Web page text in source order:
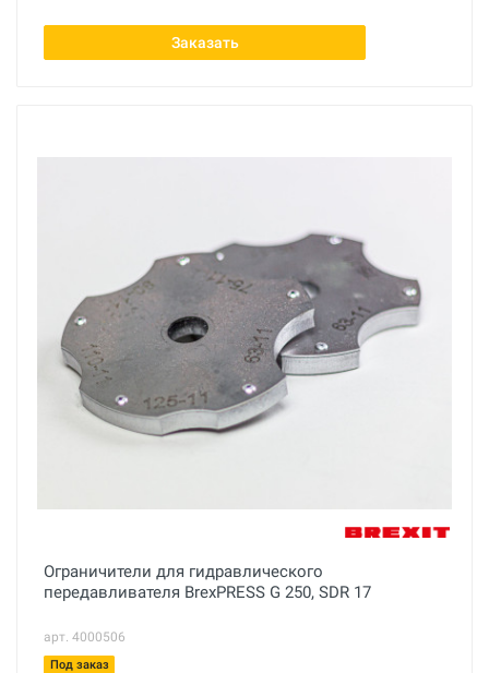
Заказать
Ограничители для гидравлического
передавливателя BrexPRESS G 250, SDR 17
арт. 4000506
Под заказ